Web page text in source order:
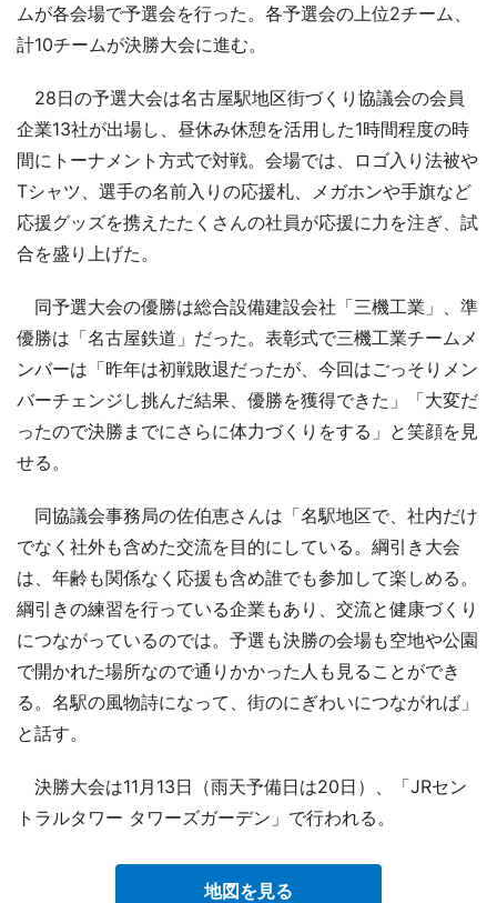
ムが各会場で予選会を行った。各予選会の上位2チーム、
計10チームが決勝大会に進む。
28日の予選大会は名古屋駅地区街づくり協議会の会員
企業13社が出場し、昼休み休憩を活用した1時間程度の時
間にトーナメント方式で対戦。会場では、ロゴ入り法被や
Tシャツ、選手の名前入りの応援札、メガホンや手旗など
応援グッズを携えたたくさんの社員が応援に力を注ぎ、試
合を盛り上げた。
同予選大会の優勝は総合設備建設会社「三機工業」、準
優勝は「名古屋鉄道」だった。表彰式で三機工業チームメ
ンバーは「昨年は初戦敗退だったが、今回はごっそりメン
バーチェンジし挑んだ結果、優勝を獲得できた」「大変だ
ったので決勝までにさらに体力づくりをする」と笑顔を見
せる。
同協議会事務局の佐伯恵さんは「名駅地区で、社内だけ
でなく社外も含めた交流を目的にしている。綱引き大会
は、年齢も関係なく応援も含め誰でも参加して楽しめる。
綱引きの練習を行っている企業もあり、交流と健康づくり
につながっているのでは。予選も決勝の会場も空地や公園
で開かれた場所なので通りかかった人も見ることができ
る。名駅の風物詩になって、街のにぎわいにつながれば」
と話す。
決勝大会は11月13日（雨天予備日は20日）、「JRセン
トラルタワー タワーズガーデン」で行われる。
地図を見る